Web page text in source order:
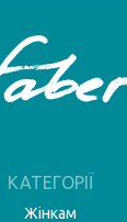
КАТЕГОРІЇ
Жінкам